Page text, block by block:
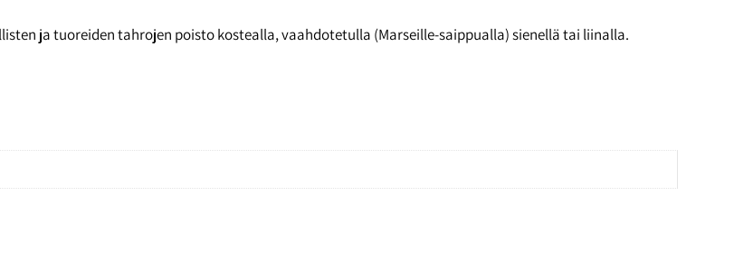
ja tuoreiden tahrojen poisto kostealla, vaahdotetulla (Marseille-saippualla) sienellä tai liinalla.